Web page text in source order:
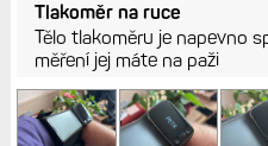
Tlakoměr na ruce
Tělo tlakoměru je napevno
měření jej máte na paži